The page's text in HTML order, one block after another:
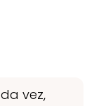
vez,